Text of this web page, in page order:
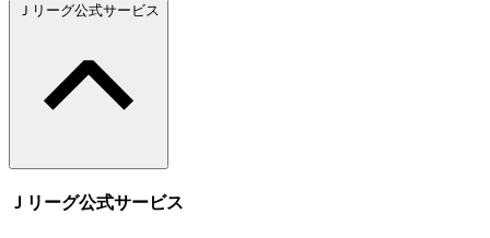
Ｊリーグ公式サービス
Ｊリーグ公式サービス